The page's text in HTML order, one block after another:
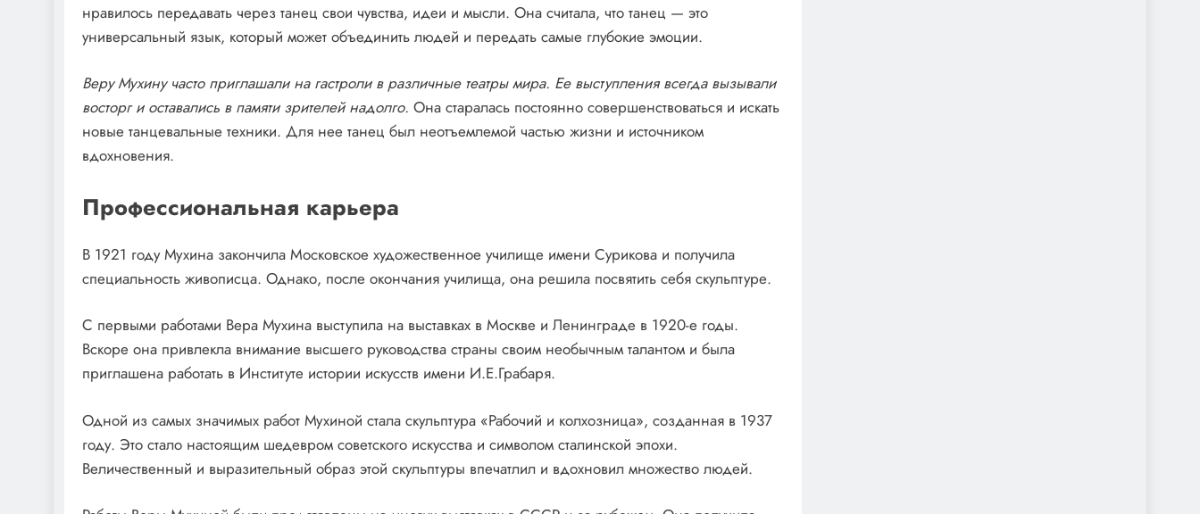
нравилось передавать через танец свои чувства, идеи и мысли. Она считала, что танец — это
универсальный язык, который может объединить людей и передать самые глубокие эмоции.
Веру Мухину часто приглашали на гастроли в различные театры мира. Ее выступления всегда вызывали
восторг и оставались в памяти зрителей надолго. Она старалась постоянно совершенствоваться и искать
новые танцевальные техники. Для нее танец был неотъемлемой частью жизни и источником
вдохновения.
Профессиональная карьера
В 1921 году Мухина закончила Московское художественное училище имени Сурикова и получила
специальность живописца. Однако, после окончания училища, она решила посвятить себя скульптуре.
С первыми работами Вера Мухина выступила на выставках в Москве и Ленинграде в 1920-е годы.
Вскоре она привлекла внимание высшего руководства страны своим необычным талантом и была
приглашена работать в Институте истории искусств имени И.Е.Грабаря.
Одной из самых значимых работ Мухиной стала скульптура «Рабочий и колхозница», созданная в 1937
году. Это стало настоящим шедевром советского искусства и символом сталинской эпохи.
Величественный и выразительный образ этой скульптуры впечатлил и вдохновил множество людей.